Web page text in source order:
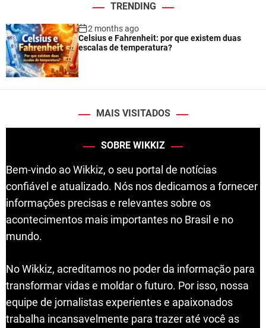
TRENDING
2 months ago
Celsius e Fahrenheit: por que existem duas
escalas de temperatura?
MAIS VISITADOS
SOBRE WIKKIZ
Bem-vindo ao Wikkiz, o seu portal de notícias
confiável e atualizado. Nós nos dedicamos a fornecer
informações precisas e relevantes sobre os
acontecimentos mais importantes no Brasil e no
mundo.
No Wikkiz, acreditamos no poder da informação para
transformar vidas e moldar o futuro. Por isso, nossa
equipe de jornalistas experientes e apaixonados
trabalha incansavelmente para trazer até você as